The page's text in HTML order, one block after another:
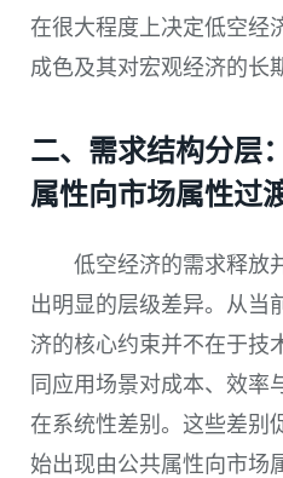
在很大程度上决定低空经
成色及其对宏观经济的长
二、需求结构分层
属性向市场属性过
低空经济的需求释放
出明显的层级差异。从当
济的核心约束并不在于技
同应用场景对成本、效率
在系统性差别。这些差别
始出现由公共属性向市场